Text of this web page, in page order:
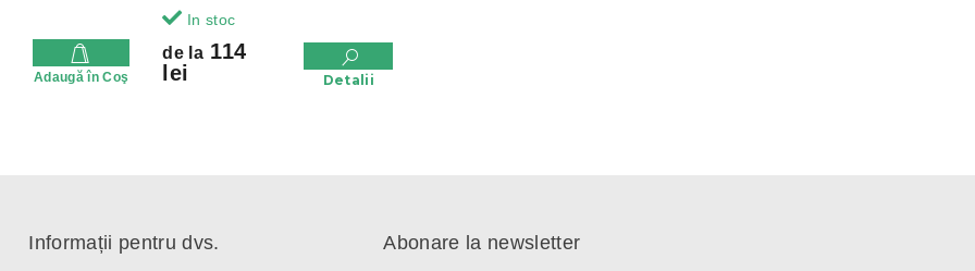
Adaugă în Coş
In stoc
de la114
lei
Detalii
o
Informații pentru dvs. Abonare la newsletter